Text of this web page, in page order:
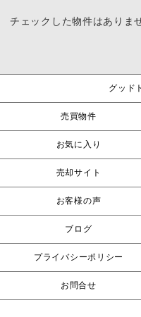
チェックした物件はありま
グッド
売買物件
お気に入り
売却サイト
お客様の声
ブログ
プライバシーポリシー
お問合せ